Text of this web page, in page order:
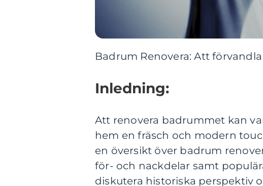
Badrum Renovera: Att
Inledning:
Att renovera badrummet kan
hem en fräsch och modern
en översikt över badrum
för- och nackdelar samt
diskutera historiska perspektiv